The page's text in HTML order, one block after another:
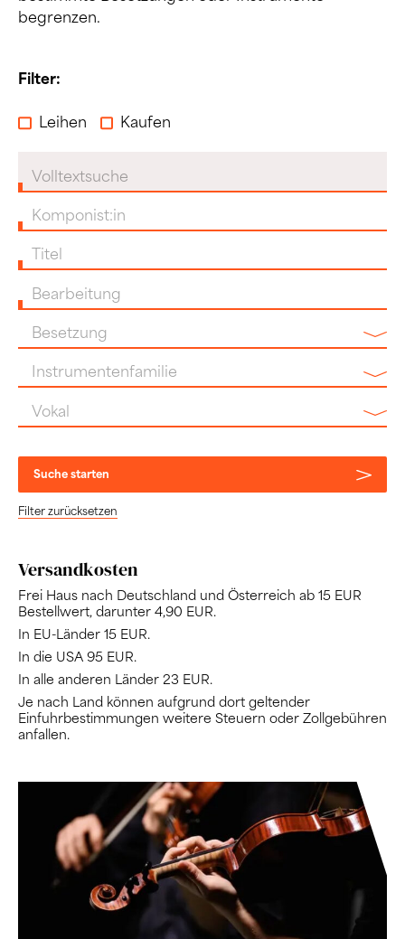
Filter:
Leihen Kaufen
Suche starten
Filter zurücksetzen
begrenzen.
Versandkosten
Frei Haus nach Deutschland und Österreich ab 15 EUR
Bestellwert, darunter 4,90 EUR.
In EU-Länder 15 EUR.
In die USA 95 EUR.
In alle anderen Länder 23 EUR.
Je nach Land können aufgrund dort geltender
Einfuhrbestimmungen weitere Steuern oder Zollgebühren
anfallen.